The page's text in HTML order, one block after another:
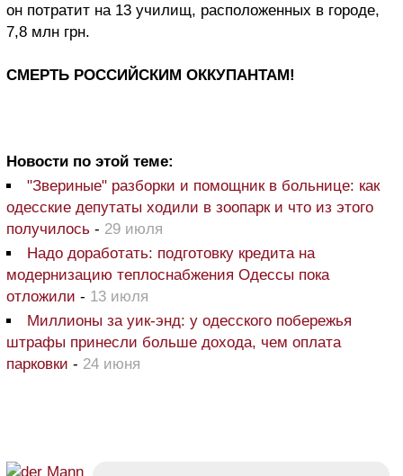
он потратит на 13 училищ, расположенных в городе,
7,8 млн грн.
СМЕРТЬ РОССИЙСКИМ ОККУПАНТАМ!
Новости по этой теме:
"Звериные" разборки и помощник в больнице: как
одесские депутаты ходили в зоопарк и что из этого
получилось - 29 июля
Надо доработать: подготовку кредита на
модернизацию теплоснабжения Одессы пока
отложили - 13 июля
Миллионы за уик-энд: у одесского побережья
штрафы принесли больше дохода, чем оплата
парковки - 24 июня